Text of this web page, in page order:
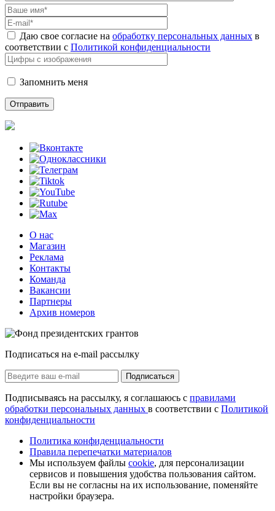
Даю свое согласие на обработку персональных данных в
соответствии с Политикой конфиденциальности
Запомнить меня
О нас
Магазин
Реклама
Контакты
Команда
Вакансии
Партнеры
Архив номеров
Подписаться на e-mail рассылку
Подписаться
Подписываясь на рассылку, я соглашаюсь с правилами
обработки персональных данных в соответствии с Политикой
конфиденциальности
Политика конфиденциальности
Правила перепечатки материалов
Мы используем файлы cookie, для персонализации
сервисов и повышения удобства пользования сайтом.
Если вы не согласны на их использование, поменяйте
настройки браузера.